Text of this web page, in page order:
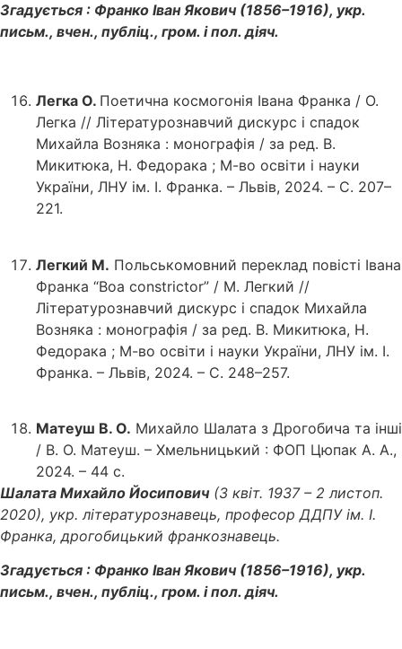
Згадується : Франко Іван Якович (1856–1916), укр.
письм., вчен., публіц., гром. і пол. діяч.
Легка О. Поетична космогонія Івана Франка / О.
Легка // Літературознавчий дискурс і спадок
Михайла Возняка : монографія / за ред. В.
Микитюка, Н. Федорака ; М-во освіти і науки
України, ЛНУ ім. І. Франка. – Львів, 2024. – С. 207–
221.
Легкий М. Польськомовний переклад повісті Івана
Франка “Boa constrictor” / М. Легкий //
Літературознавчий дискурс і спадок Михайла
Возняка : монографія / за ред. В. Микитюка, Н.
Федорака ; М-во освіти і науки України, ЛНУ ім. І.
Франка. – Львів, 2024. – С. 248–257.
Матеуш В. О. Михайло Шалата з Дрогобича та інші
/ В. О. Матеуш. – Хмельницький : ФОП Цюпак А. А.,
2024. – 44 с.
Шалата Михайло Йосипович(3 квіт. 1937 – 2 листоп.
2020), укр. літературознавець, професор ДДПУ ім. І.
Франка, дрогобицький франкознавець.
Згадується : Франко Іван Якович (1856–1916), укр.
письм., вчен., публіц., гром. і пол. діяч.